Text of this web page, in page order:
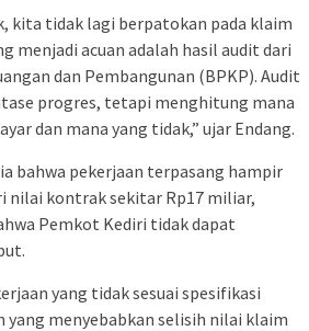
kita tidak lagi berpatokan pada klaim
menjadi acuan adalah hasil audit dari
dan Pembangunan (BPKP). Audit
progres, tetapi menghitung mana
dan mana yang tidak,” ujar Endang.
bahwa pekerjaan terpasang hampir
nilai kontrak sekitar Rp17 miliar,
Pemkot Kediri tidak dapat
yang tidak sesuai spesifikasi
yang menyebabkan selisih nilai klaim